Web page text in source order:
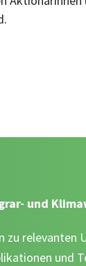
und
zu relevanten
und